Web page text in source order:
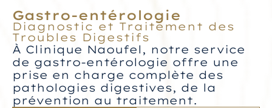
Gastro-entérologie
Diagnostic et Traitement des
Troubles Digestifs
À Clinique Naoufel, notre service
de gastro-entérologie offre une
prise en charge complète des
pathologies digestives, de la
prévention au traitement.